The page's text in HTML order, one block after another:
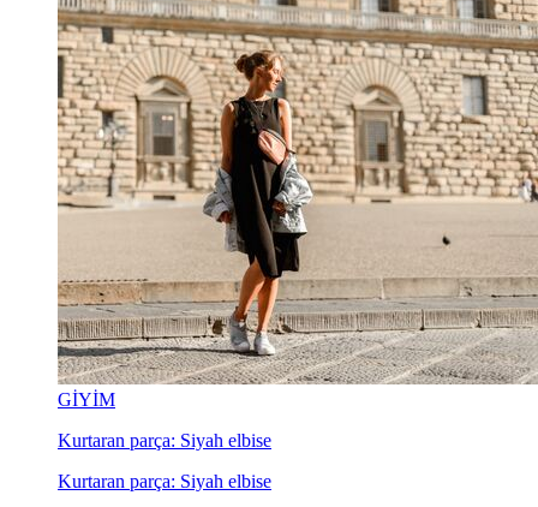
GİYİM
Kurtaran parça: Siyah elbise
Kurtaran parça: Siyah elbise